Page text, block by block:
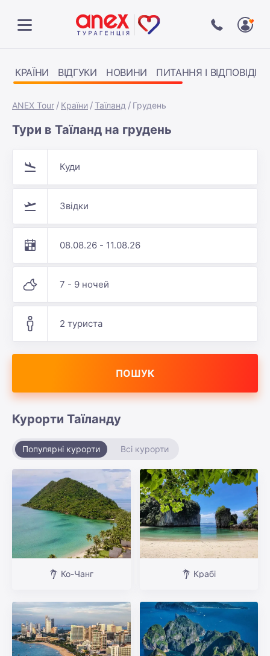
КРАЇНИ ВІДГУКИ НОВИНИ ПИТАННЯ І ВІДПОВІДІ
ANEX Tour Країни Таїланд Грудень
Тури в Таїланд на грудень
Куди
Звідки
08.08.26 - 11.08.26
7 - 9 ночей
2 туриста
ПОШУК
Курорти Таїланду
Популярні курорти Всі курорти
Ко-Чанг Крабі